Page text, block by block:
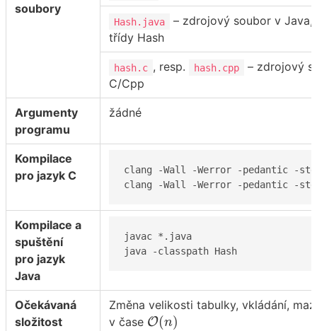
soubory
Hash.java
– zdrojový soubor v Java,
třídy Hash
hash.c , resp. hash.cpp
– zdrojový
C/Cpp
Argumenty
programu
žádné
Kompilace
pro jazyk C
clang -Wall -Werror -pedantic -
clang -Wall -Werror -pedantic -
Kompilace a
spuštění
pro jazyk
Java
javac *.java
java -classpath Hash
Očekávaná
složitost
Změna velikosti tabulky, vkládání,
v čase O(n)
O(n)